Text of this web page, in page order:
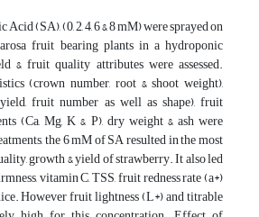
(SA), (0, 2, 4, 6 & 8 mM) were sprayed on
fruit bearing plants in a hydroponic
& fruit quality attributes were assessed.
(crown number, root & shoot weight),
fruit number as well as shape), fruit
(Ca, Mg, K & P), dry weight & ash were
the 6 mM of SA resulted in the most
growth & yield of strawberry. It also led
vitamin C, TSS, fruit redness rate (a*)
However fruit lightness (L*) and titrable